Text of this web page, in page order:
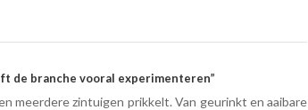
de branche vooral experimenteren”
meerdere zintuigen prikkelt. Van geurinkt en aaibare